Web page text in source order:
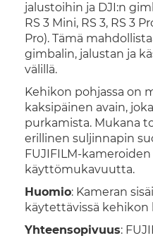
jalustoihin ja DJI:n
RS 3 Mini, RS 3, RS 3
Pro). Tämä
gimbalin, jalustan ja
välillä.
Kehikon pohjassa on
kaksipäinen avain,
purkamista. Mukana
erillinen suljinnapin
FUJIFILM-
käyttömukavuutta.
Huomio: Kameran
käytettävissä kehikon
Yhteensopivuus: